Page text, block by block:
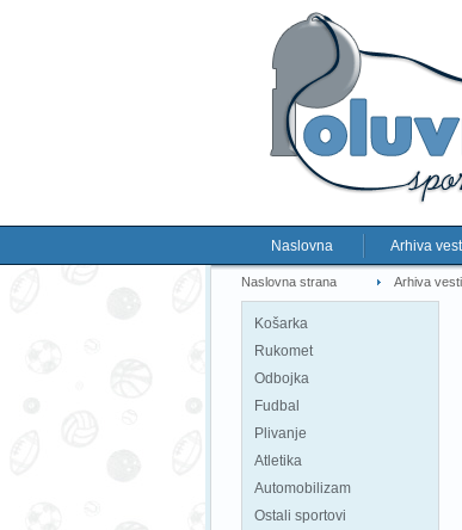
Naslovna Arhiva
Naslovna strana Arhiva vesti
Košarka
Rukomet
Odbojka
Fudbal
Plivanje
Atletika
Automobilizam
Ostali sportovi